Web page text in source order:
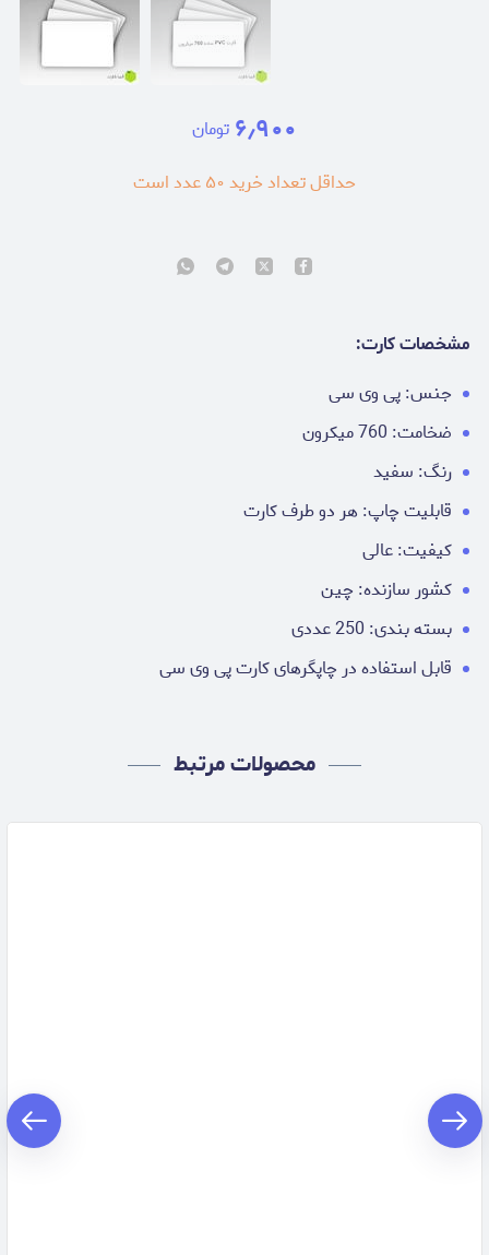
۶٫۹۰۰ تومان
حداقل تعداد خرید۵۰عدد است
مشخصات کارت:
جنس: پی وی سی
ضخامت: 760 میکرون
رنگ: سفید
قابلیت چاپ: هر دو طرف کارت
کیفیت: عالی
کشور سازنده: چین
بسته بندی: 250 عددی
قابل استفاده در چاپگرهای کارت پی وی سی
محصولات مرتبط